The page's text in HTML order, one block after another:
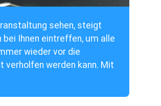
sehen, steigt
Ihnen eintreffen, um alle
wieder vor die
verholfen werden kann. Mit